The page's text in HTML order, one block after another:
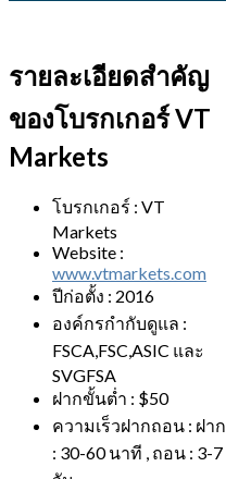
รายละเอียดสำคัญ
ของโบรกเกอร์ VT
Markets
โบรกเกอร์ : VT
Markets
Website :
www.vtmarkets.com
ปีก่อตั้ง : 2016
องค์กรกำกับดูแล :
FSCA,FSC,ASIC และ
SVGFSA
ฝากขั้นต่ำ : $50
ความเร็วฝากถอน : ฝาก
: 30-60 นาที , ถอน : 3-7